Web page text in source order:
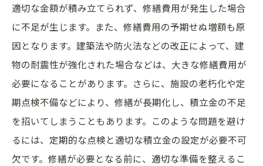
適切な金額が積み立てられず、修繕費用が発生した場合
に不足が生じます。また、修繕費用の予期せぬ増額も原
因となります。建築法や防火法などの改正によって、建
物の耐震性が強化された場合などは、大きな修繕費用が
必要になることがあります。さらに、施設の老朽化や定
期点検不備などにより、修繕が長期化し、積立金の不足
を招いてしまうこともあります。このような問題を避け
るには、定期的な点検と適切な積立金の設定が必要不可
欠です。修繕が必要となる前に、適切な準備を整えるこ